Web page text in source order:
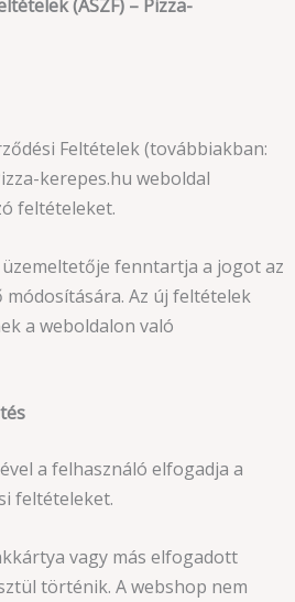
(ASZF) – Pizza-
Feltételek (továbbiakban:
kerepes.hu weboldal
feltételeket.
üzemeltetője fenntartja a jogot az
Az új feltételek
a weboldalon való
a felhasználó elfogadja a
feltételeket.
vagy más elfogadott
történik. A webshop nem